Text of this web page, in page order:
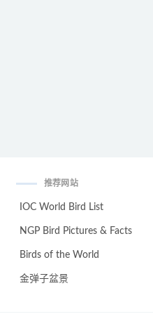
推荐网站
IOC World Bird List
NGP Bird Pictures & Facts
Birds of the World
金弹子盆景